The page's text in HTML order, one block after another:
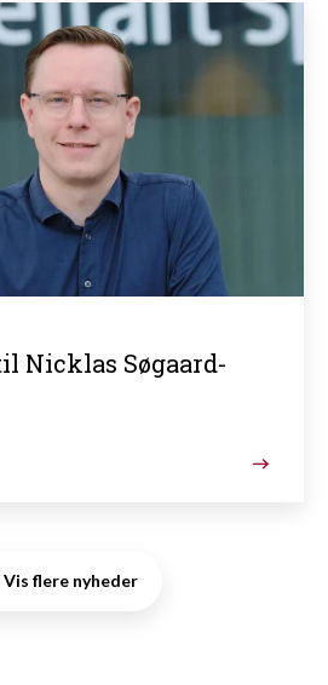
Nicklas Søgaard-
Vis flere nyheder